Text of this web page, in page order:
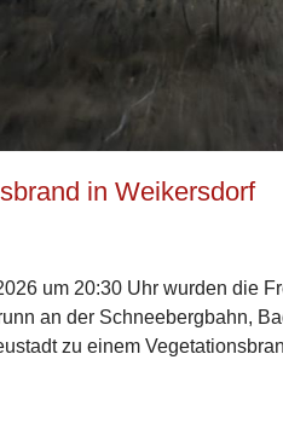
in Weikersdorf
um 20:30 Uhr wurden die
an der Schneebergbahn,
zu einem